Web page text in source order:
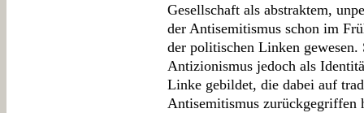
Gesellschaft als abstraktem,
der Antisemitismus schon im
der politischen Linken gewesen.
Antizionismus jedoch als
Linke gebildet, die dabei auf
Antisemitismus zurückgegriffen